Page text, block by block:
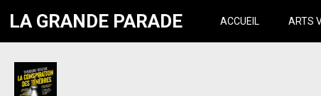
LA GRANDE PARADE ACCUEIL ARTS